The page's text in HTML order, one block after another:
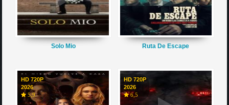
Solo Mio Ruta De Escape
HD 720P
2026
5,9
HD 720P
2026
6,5